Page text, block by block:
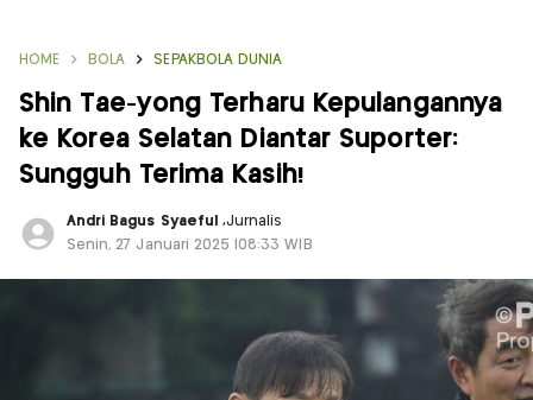
HOME BOLA SEPAKBOLA DUNIA
Shin Tae-yong Terharu Kepulangannya
ke Korea Selatan Diantar Suporter:
Sungguh Terima Kasih!
Andri Bagus Syaeful ,Jurnalis
Senin, 27 Januari 2025 |08:33 WIB